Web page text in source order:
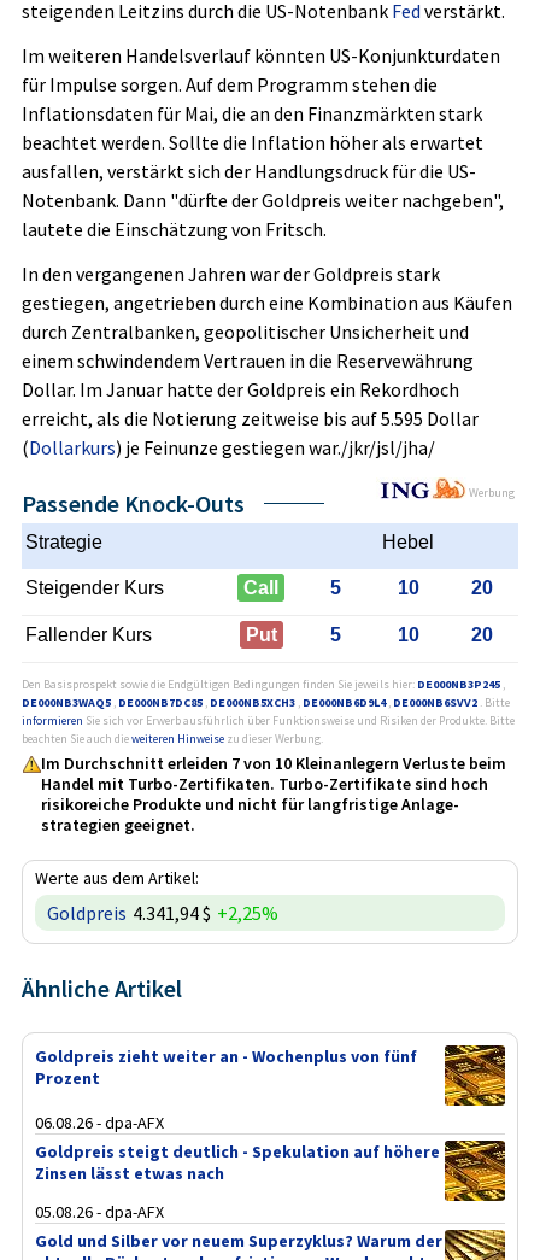
steigenden Leitzins durch die US-Notenbank Fed verstärkt.
Im weiteren Handelsverlauf könnten US-Konjunkturdaten
für Impulse sorgen. Auf dem Programm stehen die
Inflationsdaten für Mai, die an den Finanzmärkten stark
beachtet werden. Sollte die Inflation höher als erwartet
ausfallen, verstärkt sich der Handlungsdruck für die US-
Notenbank. Dann "dürfte der Goldpreis weiter nachgeben",
lautete die Einschätzung von Fritsch.
In den vergangenen Jahren war der Goldpreis stark
gestiegen, angetrieben durch eine Kombination aus Käufen
durch Zentralbanken, geopolitischer Unsicherheit und
einem schwindendem Vertrauen in die Reservewährung
Dollar. Im Januar hatte der Goldpreis ein Rekordhoch
erreicht, als die Notierung zeitweise bis auf 5.595 Dollar
(Dollarkurs) je Feinunze gestiegen war./jkr/jsl/jha/
Werbung
Passende Knock-Outs
Strategie Hebel
Steigender Kurs Call 5 10 20
Fallender Kurs Put 5 10 20
Den Basisprospekt sowie die Endgültigen Bedingungen finden Sie jeweils hier: DE000NB3P245 ,
DE000NB3WAQ5 , DE000NB7DC85 , DE000NB5XCH3 , DE000NB6D9L4, DE000NB6SVV2 . Bitte
informieren Sie sich vor Erwerb ausführlich über Funktionsweise und Risiken der Produkte. Bitte
beachten Sie auch dieweiteren Hinweise zu dieser Werbung.
Im Durchschnitt erleiden 7 von 10 Kleinanlegern Verluste beim
Handel mit Turbo-Zertifikaten. Turbo-Zertifikate sind hoch
risikoreiche Produkte und nicht für langfristige Anlage­
strategien geeignet.
Werte aus dem Artikel:
Goldpreis 4.341,94 $ +2,25%
Ähnliche Artikel
Goldpreis zieht weiter an - Wochenplus von fünf
Prozent
06.08.26 - dpa-AFX
Goldpreis steigt deutlich - Spekulation auf höhere
Zinsen lässt etwas nach
05.08.26 - dpa-AFX
Gold und Silber vor neuem Superzyklus? Warum der